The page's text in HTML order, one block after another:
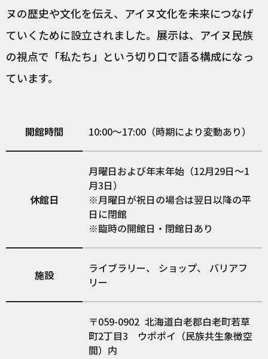
ヌの歴史や文化を伝え、アイヌ文化を未来につなげ
ていくために設立されました。展示は、アイヌ民族
の視点で「私たち」という切り口で語る構成になっ
ています。
開館時間 10:00～17:00（時期により変動あり）
休館日
月曜日および年末年始（12月29日～1
月3日）
※月曜日が祝日の場合は翌日以降の平
日に閉館
※臨時の開館日・閉館日あり
施設 ライブラリー ショップ
バリアフ
リー
059-0902 北海道白老郡白老町若草
町2丁目3 ウポポイ（民族共生象徴空
間）内